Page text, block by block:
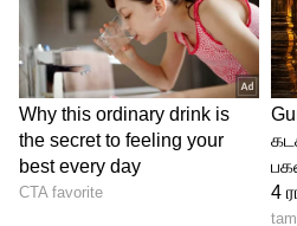
மீன் மிகவும் விரைவாக
உணவுப் பொருளாகும்.
நாளிலோ அல்லது
சமைத்து சாப்பிடுவது
வேண்டிய சூழ்நிலை
உள்ள ஃபிரீசரில்